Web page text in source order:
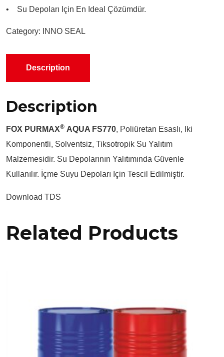
• Su Depoları Için En Ideal Çözümdür.
Category: INNO SEAL
Description
Description
FOX PURMAX® AQUA FS770, Poliüretan Esaslı, Iki
Komponentli, Solventsiz, Tiksotropik Su Yalıtım
Malzemesidir. Su Depolarının Yalıtımında Güvenle
Kullanılır. İçme Suyu Depoları Için Tescil Edilmiştir.
Download TDS
Related Products